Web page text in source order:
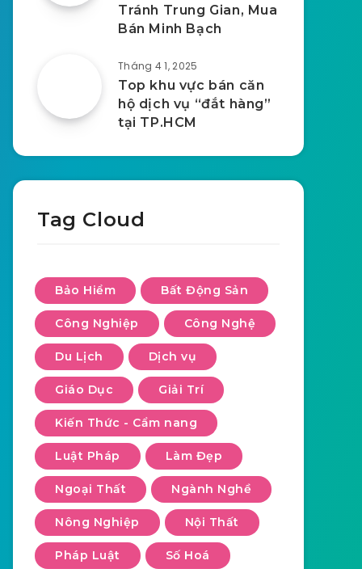
Tránh Trung Gian, Mua
Bán Minh Bạch
Tháng 4 1, 2025
Top khu vực bán căn
hộ dịch vụ “đắt hàng”
tại TP.HCM
Tag Cloud
Bảo Hiểm Bất Động Sản
Công Nghiệp Công Nghệ
Du Lịch Dịch vụ
Giáo Dục Giải Trí
Kiến Thức - Cẩm nang
Luật Pháp Làm Đẹp
Ngoại Thất Ngành Nghề
Nông Nghiệp Nội Thất
Pháp Luật Số Hoá